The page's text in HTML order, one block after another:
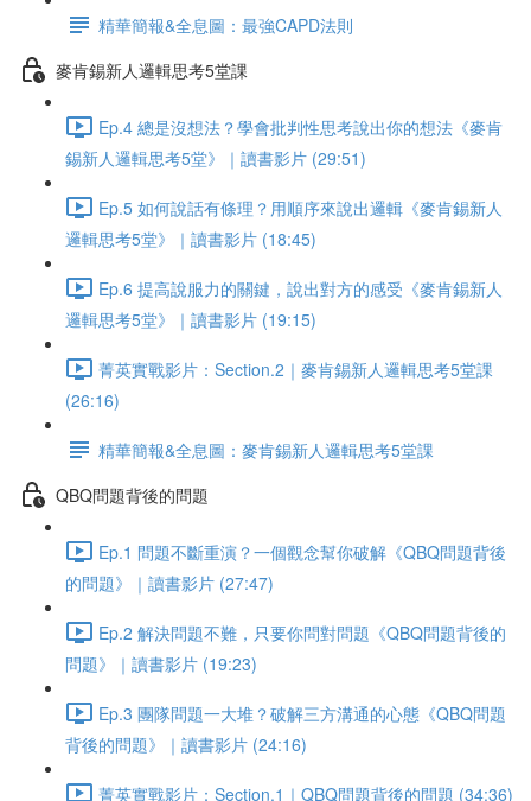
精華簡報&全息圖：最強CAPD法則
麥肯錫新人邏輯思考5堂課
Ep.4 總是沒想法？學會批判性思考說出你的想法《麥肯
錫新人邏輯思考5堂》｜讀書影片 (29:51)
Ep.5 如何說話有條理？用順序來說出邏輯《麥肯錫新人
邏輯思考5堂》｜讀書影片 (18:45)
Ep.6 提高說服力的關鍵，說出對方的感受《麥肯錫新人
邏輯思考5堂》｜讀書影片 (19:15)
菁英實戰影片：Section.2｜麥肯錫新人邏輯思考5堂課
(26:16)
精華簡報&全息圖：麥肯錫新人邏輯思考5堂課
QBQ問題背後的問題
Ep.1 問題不斷重演？一個觀念幫你破解《QBQ問題背後
的問題》｜讀書影片 (27:47)
Ep.2 解決問題不難，只要你問對問題《QBQ問題背後的
問題》｜讀書影片 (19:23)
Ep.3 團隊問題一大堆？破解三方溝通的心態《QBQ問題
背後的問題》｜讀書影片 (24:16)
菁英實戰影片：Section.1｜QBQ問題背後的問題 (34:36)